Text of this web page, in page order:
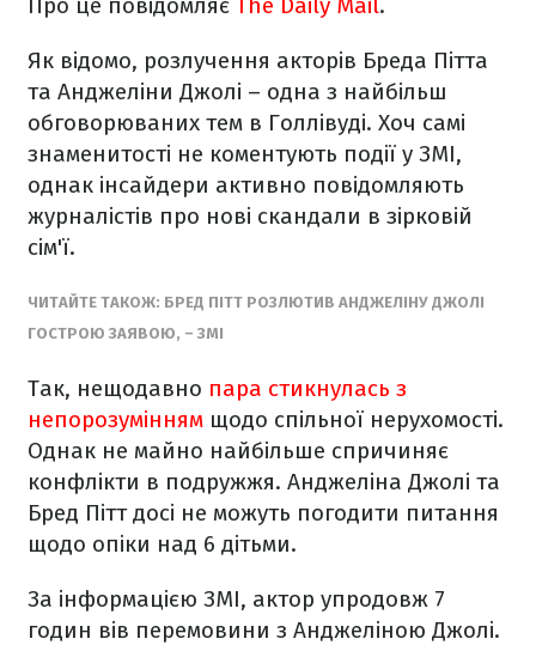
Як відомо, розлучення акторів Бреда Пітта
та Анджеліни Джолі – одна з найбільш
обговорюваних тем в Голлівуді. Хоч самі
знаменитості не коментують події у ЗМІ,
однак інсайдери активно повідомляють
журналістів про нові скандали в зірковій
сім'ї.
ЧИТАЙТЕ ТАКОЖ: БРЕД ПІТТ РОЗЛЮТИВ АНДЖЕЛІНУ ДЖОЛІ
ГОСТРОЮ ЗАЯВОЮ, – ЗМІ
Так, нещодавно пара стикнулась з
непорозумінням щодо спільної нерухомості.
Однак не майно найбільше спричиняє
конфлікти в подружжя. Анджеліна Джолі та
Бред Пітт досі не можуть погодити питання
щодо опіки над 6 дітьми.
За інформацією ЗМІ, актор упродовж 7
годин вів перемовини з Анджеліною Джолі.